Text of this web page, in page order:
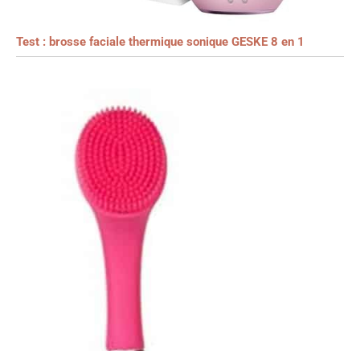
Test : brosse faciale thermique sonique GESKE 8 en 1